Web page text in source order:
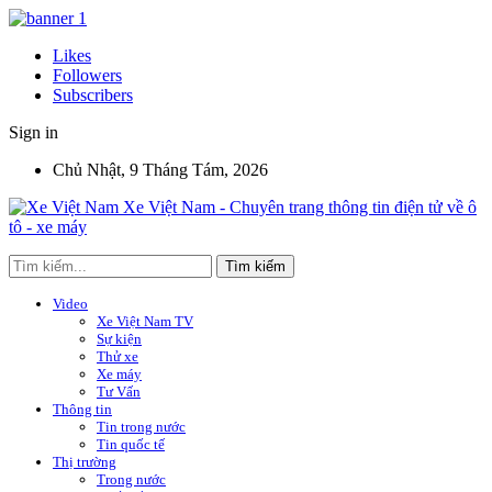
Likes
Followers
Subscribers
Sign in
Chủ Nhật, 9 Tháng Tám, 2026
Xe Việt Nam - Chuyên trang thông tin điện tử về ô
tô - xe máy
Video
Xe Việt Nam TV
Sự kiện
Thử xe
Xe máy
Tư Vấn
Thông tin
Tin trong nước
Tin quốc tế
Thị trường
Trong nước